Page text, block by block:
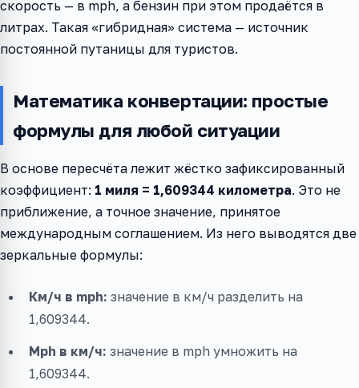
скорость — в mph, а бензин при этом продаётся в
литрах. Такая «гибридная» система — источник
постоянной путаницы для туристов.
Математика конвертации: простые
формулы для любой ситуации
В основе пересчёта лежит жёстко зафиксированный
коэффициент: 1 миля = 1,609344 километра. Это не
приближение, а точное значение, принятое
международным соглашением. Из него выводятся две
зеркальные формулы:
Км/ч в mph: значение в км/ч разделить на
1,609344.
Mph в км/ч: значение в mph умножить на
1,609344.